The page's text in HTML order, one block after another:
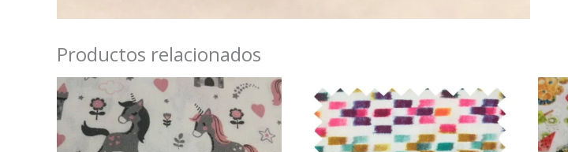
Productos relacionados